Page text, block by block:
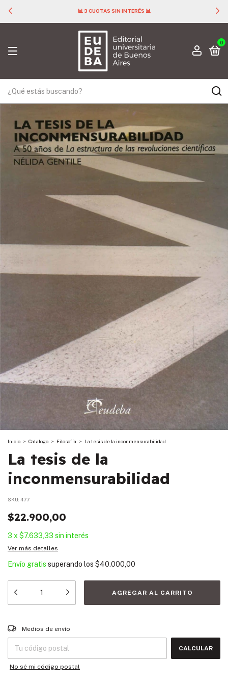
📊 3 CUOTAS SIN INTERÉS 📊
0
Inicio > Catalogo > Filosofía > La tesis de la inconmensurabilidad
La tesis de la
inconmensurabilidad
SKU: 477
$22.900,00
3 x $7.633,33 sin interés
Ver más detalles
Envío gratis superando los $40.000,00
Entregas para el CP:
Medios de envío
CALCULAR
No sé mi código postal